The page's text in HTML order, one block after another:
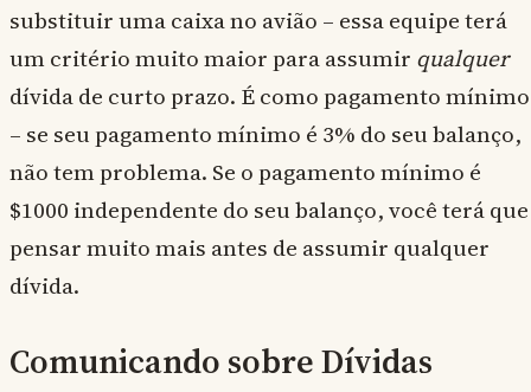
substituir uma caixa no avião – essa equipe terá
um critério muito maior para assumir qualquer
dívida de curto prazo. É como pagamento mínimo
– se seu pagamento mínimo é 3% do seu balanço,
não tem problema. Se o pagamento mínimo é
$1000 independente do seu balanço, você terá que
pensar muito mais antes de assumir qualquer
dívida.
Comunicando sobre Dívidas